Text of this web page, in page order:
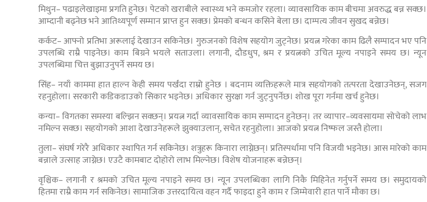
मिथुन– पढाइलेखाइमा प्रगति हुनेछ। पेटको खराबीले स्वास्थ्य भने कमजोर रहला। व्यावसायिक काम बीचमा अवरुद्ध बन्न सक्छ।
आम्दानी बढ्नेछ भने आतिथ्यपूर्ण सम्मान प्राप्त हुन सक्छ। प्रेमको बन्धन कसिने बेला छ। दाम्पत्य जीवन सुखद बन्नेछ।
कर्कट– आफ्नो प्रतिभा अरूलाई देखाउन सकिनेछ। गुरुजनको विशेष सहयोग जुट्नेछ। प्रयत्न गरेका काम ढिलै सम्पादन भए पनि
उपलब्धि राम्रै पाइनेछ। काम बिग्रने भयले सताउला। लगानी, दौडधुप, श्रम र प्रयत्नको उचित मूल्य नपाइने समय छ। न्यून
उपलब्धिमा चित्त बुझाउनुपर्ने समय छ।
सिंह– नयाँ काममा हात हाल्न केही समय पर्खंदा राम्रो हुनेछ । बदनाम व्यक्तिहरूले मात्र सहयोगको तत्परता देखाउनेछन्, सजग
रहनुहोला। सरकारी कडिकडाउको सिकार भइनेछ। अधिकार सुरक्षा गर्न जुट्नुपर्नेछ। शोख पूरा गर्नमा खर्च हुनेछ।
कन्या– विगतका समस्या बल्झिन सक्छन्। प्रयत्न गर्दा व्यावसायिक काम सम्पादन हुनेछन्। तर व्यापार–व्यवसायमा सोचेको लाभ
नमिल्न सक्छ। सहयोगको आशा देखाउनेहरूले झुक्याउलान्, सचेत रहनुहोला। आजको प्रयत्न निष्फल जस्तै होला।
तुला– संघर्ष गरेरै अधिकार स्थापित गर्न सकिनेछ। शत्रुहरू किनारा लाग्नेछन्। प्रतिस्पर्धामा पनि विजयी भइनेछ। आस मारेको काम
बन्नाले उत्साह जाग्नेछ। एउटै कामबाट दोहोरो लाभ मिल्नेछ। विशेष योजनाहरू बन्नेछन्।
वृश्चिक– लगानी र श्रमको उचित मूल्य नपाइने समय छ। न्यून उपलब्धिका लागि निकै मिहिनेत गर्नुपर्ने समय छ। समुदायको
हितमा राम्रै काम गर्न सकिनेछ। सामाजिक उत्तरदायित्व वहन गर्दै फाइदा हुने काम र जिम्मेवारी हात पार्ने मौका छ।